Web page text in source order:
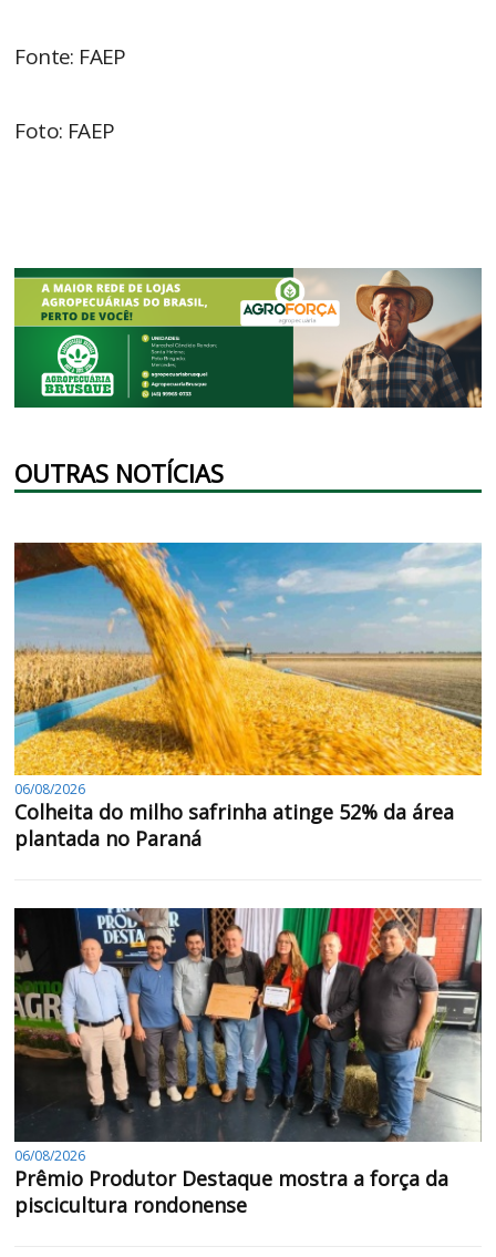
Fonte: FAEP
Foto: FAEP
OUTRAS NOTÍCIAS
06/08/2026
Colheita do milho safrinha atinge 52% da área
plantada no Paraná
06/08/2026
Prêmio Produtor Destaque mostra a força da
piscicultura rondonense